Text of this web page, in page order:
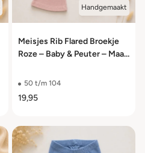
Handgemaakt
Meisjes Rib Flared Broekje
Roze – Baby & Peuter – Maat
50 t/m 104
19,95